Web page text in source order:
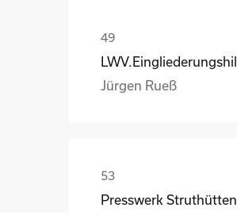
Jürgen Rueß
Presswerk Struthütten